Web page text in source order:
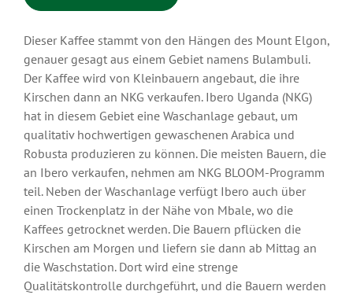
Dieser Kaffee stammt von den Hängen des Mount Elgon,
genauer gesagt aus einem Gebiet namens Bulambuli.
Der Kaffee wird von Kleinbauern angebaut, die ihre
Kirschen dann an NKG verkaufen. Ibero Uganda (NKG)
hat in diesem Gebiet eine Waschanlage gebaut, um
qualitativ hochwertigen gewaschenen Arabica und
Robusta produzieren zu können. Die meisten Bauern, die
an Ibero verkaufen, nehmen am NKG BLOOM-Programm
teil. Neben der Waschanlage verfügt Ibero auch über
einen Trockenplatz in der Nähe von Mbale, wo die
Kaffees getrocknet werden. Die Bauern pflücken die
Kirschen am Morgen und liefern sie dann ab Mittag an
die Waschstation. Dort wird eine strenge
Qualitätskontrolle durchgeführt, und die Bauern werden